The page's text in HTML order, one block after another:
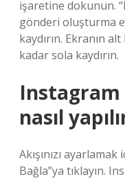
işaretine dokunun.
gönderi oluşturma
kaydırın. Ekranın
kadar sola kaydırın.
Instagram
nasıl
Akışınızı
Bağla”ya tıklayın.